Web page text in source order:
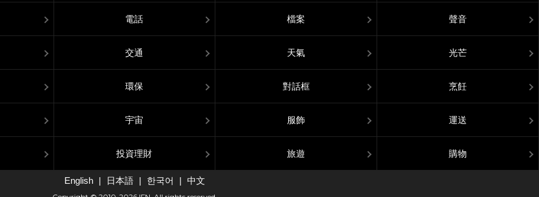
電話 檔案 聲音
交通 天氣 光芒
環保 對話框 烹飪
宇宙 服飾 運送
投資理財 旅遊 購物
English 日本語 한국어 中文